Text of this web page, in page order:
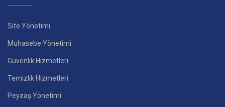
Site Yönetimi
Muhasebe Yönetimi
Güvenlik Hizmetleri
Temizlik Hizmetleri
Peyzaş Yönetimi